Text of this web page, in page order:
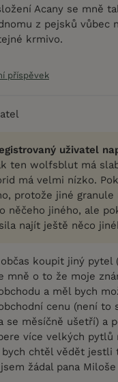
Acany se mně
z pejsků vůbec
krmivo.
příspěvek
uživatel
ten wolfsblut má
má velmi nízko.
protože jiné
něčeho jiného, ale
najít ještě něco
koupit jiný
mně o to že moje
a měl bych
cenu (není to
se měsíčně ušetří) a
více velkých pytlů
bych chtěl vědět
žádal pana